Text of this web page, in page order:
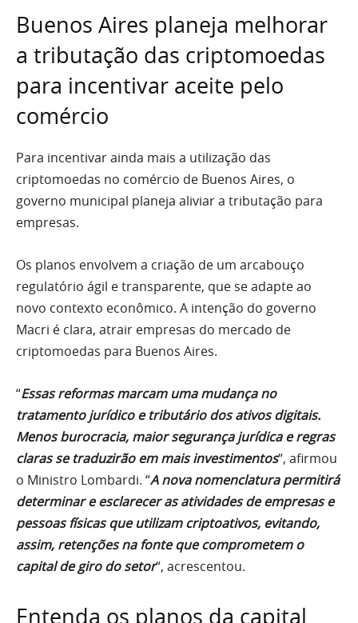
Buenos Aires planeja melhorar
a tributação das criptomoedas
para incentivar aceite pelo
comércio
Para incentivar ainda mais a utilização das
criptomoedas no comércio de Buenos Aires, o
governo municipal planeja aliviar a tributação para
empresas.
Os planos envolvem a criação de um arcabouço
regulatório ágil e transparente, que se adapte ao
novo contexto econômico. A intenção do governo
Macri é clara, atrair empresas do mercado de
criptomoedas para Buenos Aires.
“Essas reformas marcam uma mudança no
tratamento jurídico e tributário dos ativos digitais.
Menos burocracia, maior segurança jurídica e regras
claras se traduzirão em mais investimentos“, afirmou
o Ministro Lombardi. “A nova nomenclatura permitirá
determinar e esclarecer as atividades de empresas e
pessoas físicas que utilizam criptoativos, evitando,
assim, retenções na fonte que comprometem o
capital de giro do setor“, acrescentou.
Entenda os planos da capital